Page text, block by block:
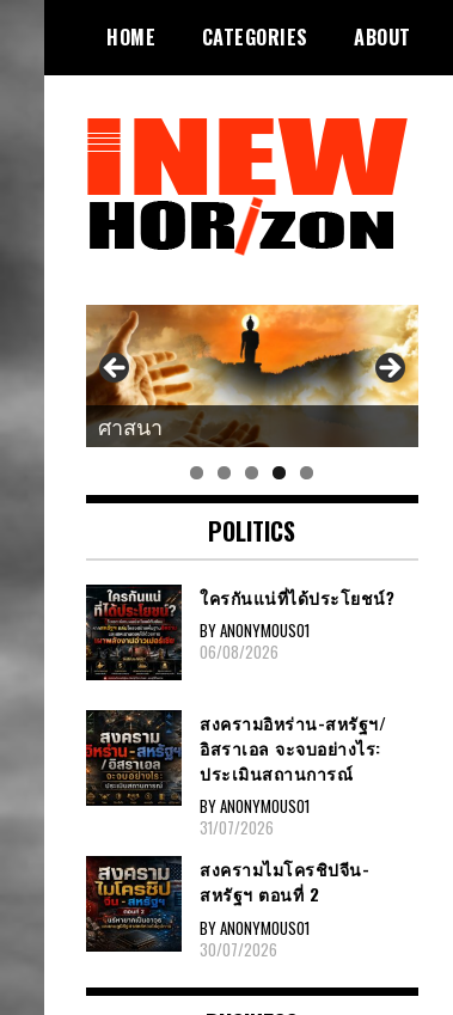
content
HOME CATEGORIES ABOUT
INEWHORIZON
ศาสนา
POLITICS
ใครกันแน่ที่ได้ประโยชน์?
BY ANONYMOUS01
06/08/2026
สงครามอิหร่าน-สหรัฐฯ/
อิสราเอล จะจบอย่างไร:
ประเมินสถานการณ์
BY ANONYMOUS01
31/07/2026
สงครามไมโครชิปจีน-
สหรัฐฯ ตอนที่ 2
BY ANONYMOUS01
30/07/2026